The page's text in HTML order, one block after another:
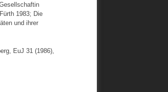
1983; Die
und ihrer
EuJ 31 (1986),